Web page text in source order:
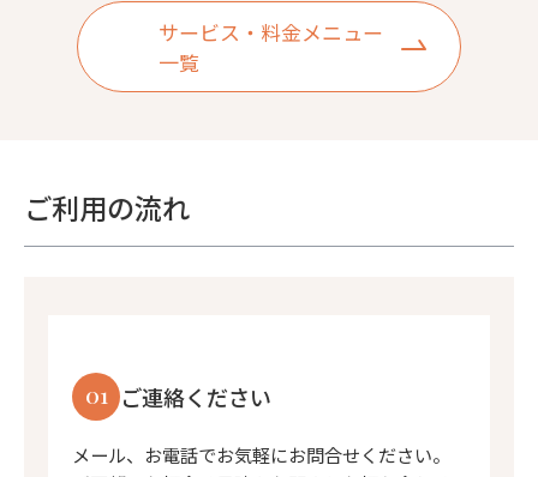
サービス・料金メニュー
一覧
ご利用の流れ
01 ご連絡ください
メール、お電話でお気軽にお問合せください。